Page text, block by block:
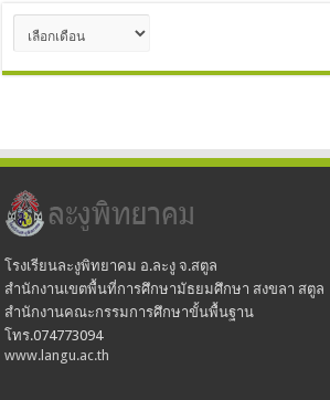
เก็บ
โรงเรียนละงูพิทยาคม อ.ละงู จ.สตูล
สำนักงานเขตพื้นที่การศึกษามัธยมศึกษา สงขลา สตูล
สำนักงานคณะกรรมการศึกษาขั้นพื้นฐาน
โทร.074773094
www.langu.ac.th